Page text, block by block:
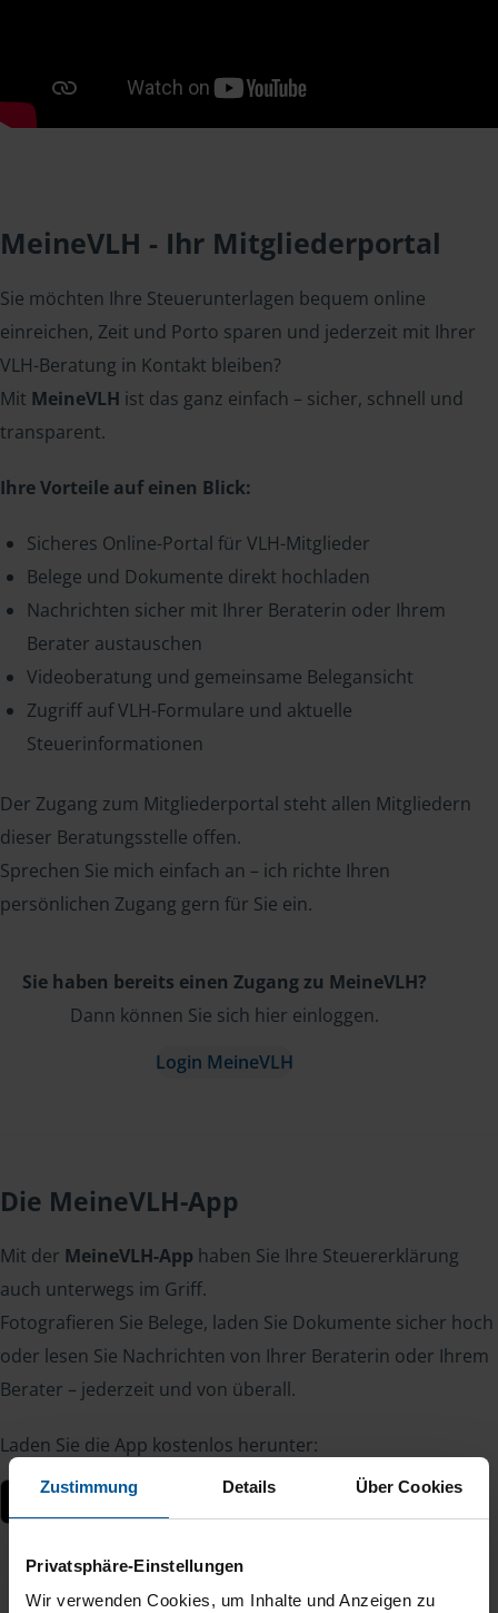
Zustimmung Details Über Cookies
Privatsphäre-Einstellungen
Wir verwenden Cookies, um Inhalte und Anzeigen zu
MeineVLH - Ihr Mitgliederportal
Sie möchten Ihre Steuerunterlagen bequem online
einreichen, Zeit und Porto sparen und jederzeit mit Ihrer
VLH-Beratung in Kontakt bleiben?
Mit MeineVLH ist das ganz einfach – sicher, schnell und
transparent.
Ihre Vorteile auf einen Blick:
Sicheres Online-Portal für VLH-Mitglieder
Belege und Dokumente direkt hochladen
Nachrichten sicher mit Ihrer Beraterin oder Ihrem
Berater austauschen
Videoberatung und gemeinsame Belegansicht
Zugriff auf VLH-Formulare und aktuelle
Steuerinformationen
Der Zugang zum Mitgliederportal steht allen Mitgliedern
dieser Beratungsstelle offen.
Sprechen Sie mich einfach an – ich richte Ihren
persönlichen Zugang gern für Sie ein.
Sie haben bereits einen Zugang zu MeineVLH?
Dann können Sie sich hier einloggen.
Login MeineVLH
Die MeineVLH-App
Mit der MeineVLH-App haben Sie Ihre Steuererklärung
auch unterwegs im Griff.
Fotografieren Sie Belege, laden Sie Dokumente sicher hoch
oder lesen Sie Nachrichten von Ihrer Beraterin oder Ihrem
Berater – jederzeit und von überall.
Laden Sie die App kostenlos herunter: